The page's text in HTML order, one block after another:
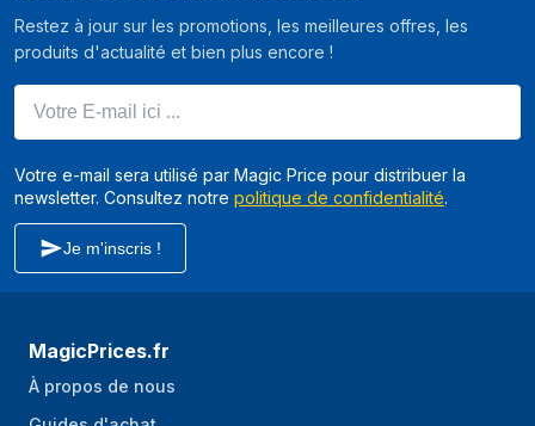
Restez à jour sur les promotions, les meilleures offres, les
produits d'actualité et bien plus encore !
Votre e-mail sera utilisé par Magic Price pour distribuer la
newsletter. Consultez notre politique de confidentialité.
Je m'inscris !
MagicPrices.fr
À propos de nous